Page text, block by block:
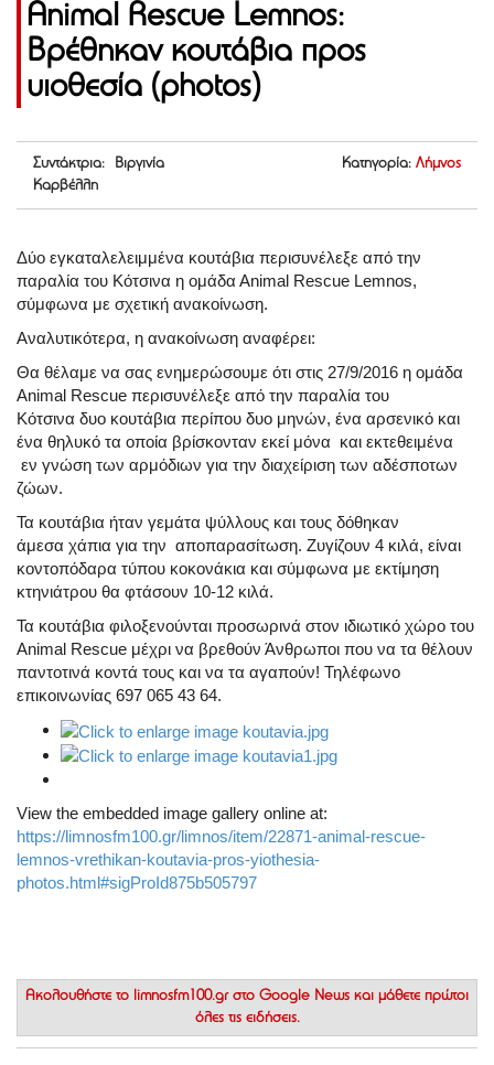
Αnimal Rescue Lemnos:
Βρέθηκαν κουτάβια προς
υιοθεσία (photos)
Συντάκτρια: Βιργινία
Καρβέλλη
Κατηγορία: Λήμνος
Δύο εγκαταλελειμμένα κουτάβια περισυνέλεξε από την
παραλία του Κότσινα η ομάδα Αnimal Rescue Lemnos,
σύμφωνα με σχετική ανακοίνωση.
Αναλυτικότερα, η ανακοίνωση αναφέρει:
Θα θέλαμε να σας ενημερώσουμε ότι στις 27/9/2016 η ομάδα
Αnimal Rescue περισυνέλεξε από την παραλία του
Κότσινα δυο κουτάβια περίπου δυο μηνών, ένα αρσενικό και
ένα θηλυκό τα οποία βρίσκονταν εκεί μόνα και εκτεθειμένα
εν γνώση των αρμόδιων για την διαχείριση των αδέσποτων
ζώων.
Τα κουτάβια ήταν γεμάτα ψύλλους και τους δόθηκαν
άμεσα χάπια για την αποπαρασίτωση. Ζυγίζουν 4 κιλά, είναι
κοντοπόδαρα τύπου κοκονάκια και σύμφωνα με εκτίμηση
κτηνιάτρου θα φτάσουν 10-12 κιλά.
Τα κουτάβια φιλοξενούνται προσωρινά στον ιδιωτικό χώρο του
Αnimal Rescue μέχρι να βρεθούν Άνθρωποι που να τα θέλουν
παντοτινά κοντά τους και να τα αγαπούν! Τηλέφωνο
επικοινωνίας 697 065 43 64.
View the embedded image gallery online at:
https://limnosfm100.gr/limnos/item/22871-animal-rescue-
lemnos-vrethikan-koutavia-pros-yiothesia-
photos.html#sigProId875b505797
Ακολουθήστε το limnosfm100.gr στο Google News και μάθετε πρώτοι
όλες τις ειδήσεις.